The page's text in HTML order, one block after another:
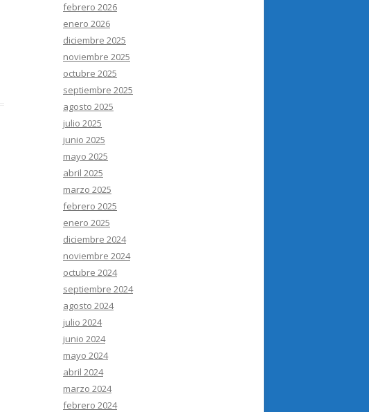
febrero 2026
enero 2026
diciembre 2025
noviembre 2025
octubre 2025
septiembre 2025
agosto 2025
julio 2025
junio 2025
mayo 2025
abril 2025
marzo 2025
febrero 2025
enero 2025
diciembre 2024
noviembre 2024
octubre 2024
septiembre 2024
agosto 2024
julio 2024
junio 2024
mayo 2024
abril 2024
marzo 2024
febrero 2024